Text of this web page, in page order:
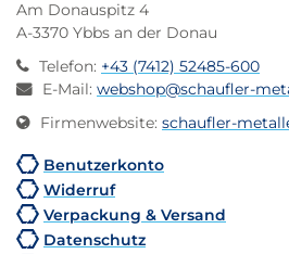
Am Donauspitz 4
A-3370 Ybbs an der Donau
Telefon: +43 (7412) 52485-600
E-Mail: webshop@schaufler-
Firmenwebsite: schaufler-
Benutzerkonto
Widerruf
Verpackung & Versand
Datenschutz